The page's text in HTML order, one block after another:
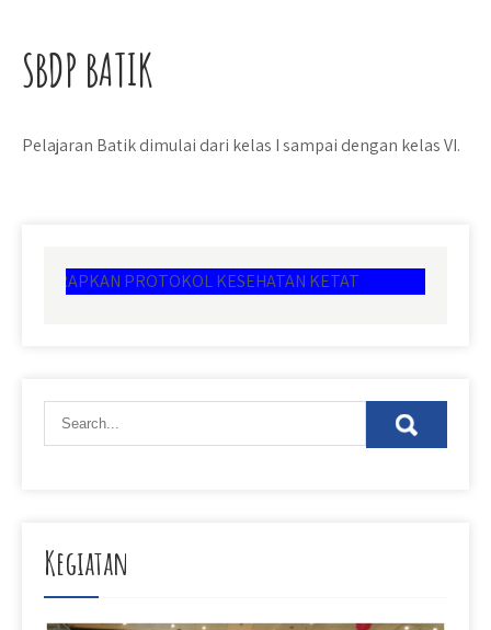
SBDP BATIK
Pelajaran Batik dimulai dari kelas I sampai dengan kelas VI.
PROTOKOL KESEHATAN KETAT
Kegiatan